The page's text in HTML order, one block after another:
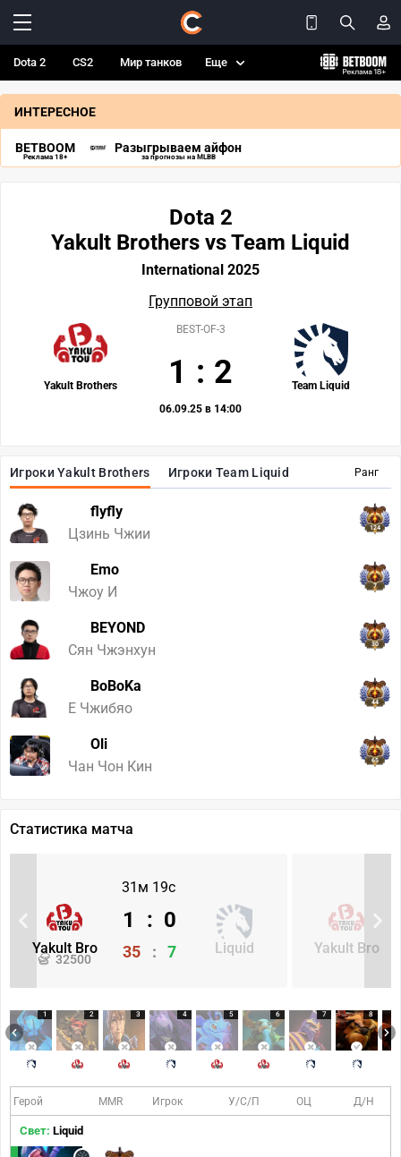
Dota 2 CS2 Мир танков Еще
ИНТЕРЕСНОЕ
BETBOOM
Реклама 18+
Разыгрываем айфон
за прогнозы на MLBB
Ранг
Игроки Yakult Brothers Игроки Team Liquid
flyfly
Цзинь Чжии
124
Emo
Чжоу И
7
BEYOND
Сян Чжэнхун
30
BoBoKa
Е Чжибяо
44
Oli
Чан Чон Кин
65
Dota 2
Yakult Brothers vs Team Liquid
International 2025
Групповой этап
Yakult Brothers Team Liquid
BEST-OF-3
1 : 2
06.09.25 в 14:00
Статистика матча
31м 19с
Yakult Bro
32500
Liquid
1 : 0
35 : 7 Yakult Bro
1 2 3 4 5 6 7 8
Герой MMR Игрок У/С/П ОЦ Д/Н
Свет: Liquid